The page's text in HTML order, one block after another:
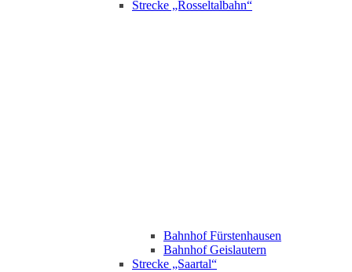
Strecke „Rosseltalbahn“
Bahnhof Fürstenhausen
Bahnhof Geislautern
Strecke „Saartal“